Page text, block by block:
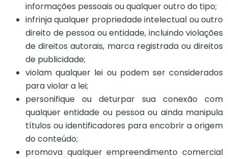
informações pessoais ou qualquer outro do tipo;
infrinja qualquer propriedade intelectual ou outro
direito de pessoa ou entidade, incluindo violações
de direitos autorais, marca registrada ou direitos
de publicidade;
violam qualquer lei ou podem ser considerados
para violar a lei;
personifique ou deturpar sua conexão com
qualquer entidade ou pessoa ou ainda manipula
títulos ou identificadores para encobrir a origem
do conteúdo;
promova qualquer empreendimento comercial